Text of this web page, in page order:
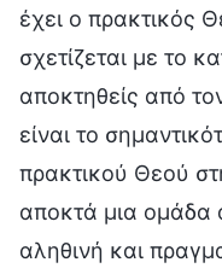
έχει ο πρακτικός
σχετίζεται με το
αποκτηθείς από
είναι το
πρακτικού Θεού
αποκτά μια
αληθινή και